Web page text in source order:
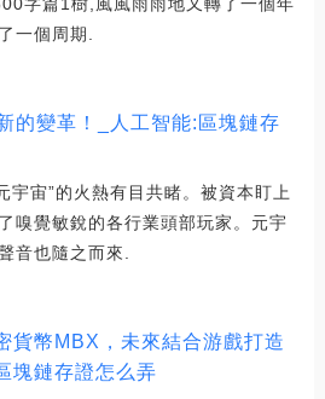
一個周期.
的變革！_人工智能:區塊鏈存
宇宙”的火熱有目共睹。被資本盯上
嗅覺敏銳的各行業頭部玩家。元宇
音也隨之而來.
貨幣MBX，未來結合游戲打造
塊鏈存證怎么弄